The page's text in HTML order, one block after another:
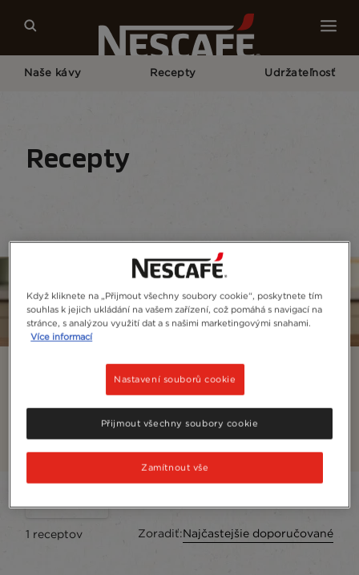
Naše kávy Recepty Udržateľnosť
Recepty
Čierna Káva
Odvážne chuťové poháriky? Tieto recepty na čiernu
kávu sa vám budú páčiť.
1 receptov Zoradiť:Najčastejšie doporučované
Když kliknete na „Přijmout všechny soubory cookie“, poskytnete tím
souhlas k jejich ukládání na vašem zařízení, což pomáhá s navigací na
stránce, s analýzou využití dat a s našimi marketingovými snahami.
Více informací
Nastavení souborů cookie
Zamítnout vše
Přijmout všechny soubory cookie